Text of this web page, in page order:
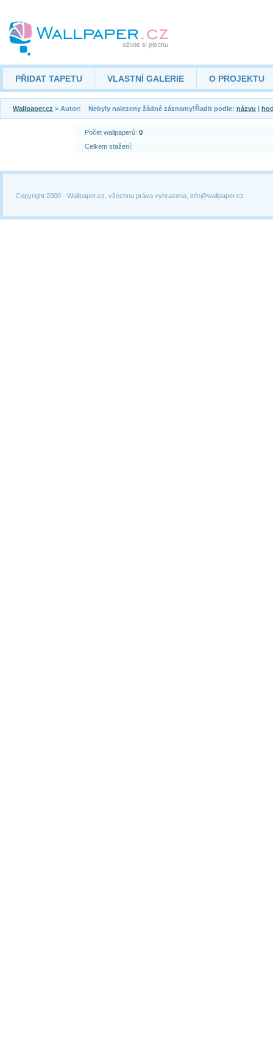
PŘIDAT TAPETU VLASTNÍ GALERIE O PROJEKTU
Wallpaper.cz > Autor: Nebyly nalezeny žádné záznamy!Řadit podle: názvu |
Počet wallpaperů: 0
Celkem stažení:
Copyright 2000 - Wallpaper.cz, všechna práva vyhrazena, info@wallpaper.cz